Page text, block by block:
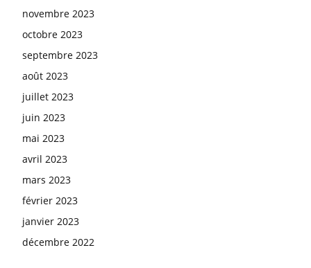
novembre 2023
octobre 2023
septembre 2023
août 2023
juillet 2023
juin 2023
mai 2023
avril 2023
mars 2023
février 2023
janvier 2023
décembre 2022